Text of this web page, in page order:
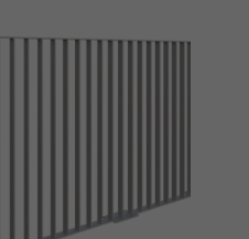
hur hemsidan
bra som